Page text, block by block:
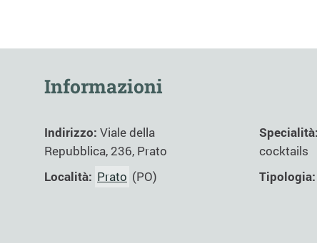
Informazioni
Indirizzo: Viale della
Repubblica, 236, Prato
Località: Prato (PO)
Specialità:
cocktails
Tipologia: